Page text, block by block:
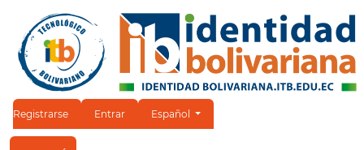
Registrarse Entrar Cambiar el idioma. El idioma actual es:
Español